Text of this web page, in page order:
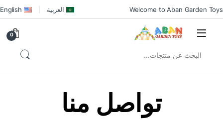
Welcome to Aban Garden Toys العربية English
0
تواصل منا